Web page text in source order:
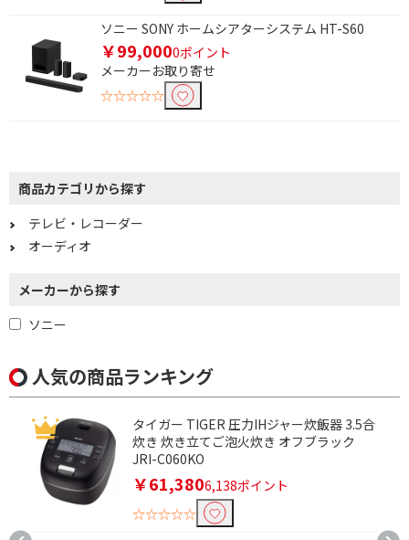
ソニー SONY ホームシアターシステム HT-S60
￥99,0000ポイント
メーカーお取り寄せ
☆☆☆☆☆
商品カテゴリから探す
テレビ・レコーダー
オーディオ
メーカーから探す
ソニー
4K/8Kチューナーで絞り込む
BS・CS 4Kチューナー
内蔵
HDD(外付)対応
人気の商品ランキング
タイガー TIGER 圧力IHジャー炊飯器 3.5合
炊き 炊き立てご泡火炊き オフブラック
JRI-C060KO
￥61,3806,138ポイント
☆☆☆☆☆